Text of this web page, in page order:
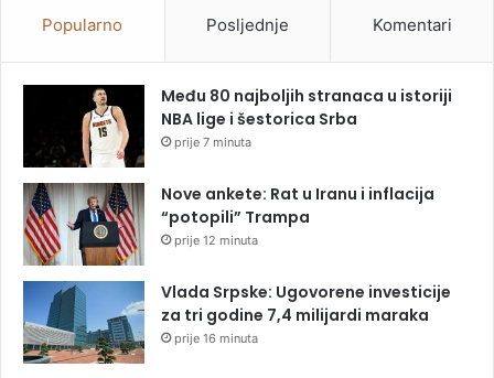
Popularno Posljednje Komentari
Među 80 najboljih stranaca u istoriji
NBA lige i šestorica Srba
prije 7 minuta
Nove ankete: Rat u Iranu i inflacija
“potopili” Trampa
prije 12 minuta
Vlada Srpske: Ugovorene investicije
za tri godine 7,4 milijardi maraka
prije 16 minuta